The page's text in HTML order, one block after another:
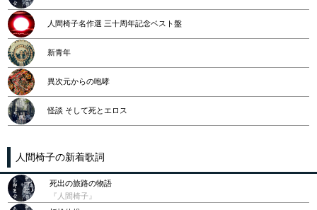
人間椅子名作選 三十周年記念ベスト盤
新青年
異次元からの咆哮
怪談 そして死とエロス
人間椅子の新着歌詞
死出の旅路の物語
『人間椅子』